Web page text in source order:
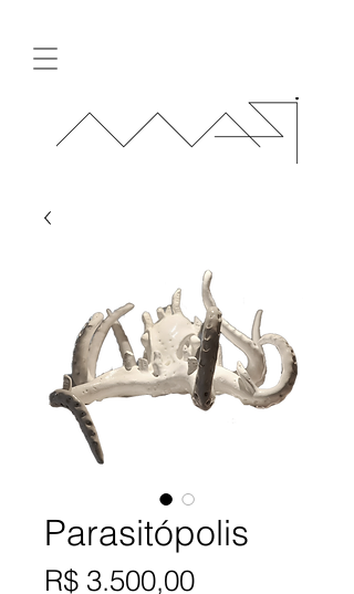
Parasitópolis
R$ 3.500,00Preço